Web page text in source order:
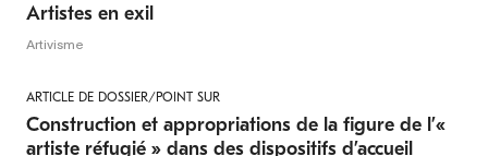
Artistes en exil
Artivisme
ARTICLE DE DOSSIER/POINT SUR
Construction et appropriations de la figure de l’«
artiste réfugié » dans des dispositifs d’accueil